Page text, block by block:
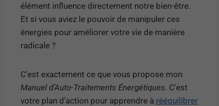
élément influence directement notre bien-être.
Et si vous aviez le pouvoir de manipuler ces
énergies pour améliorer votre vie de manière
radicale ?
C’est exactement ce que vous propose mon
Manuel d’Auto-Traitements Énergétiques. C’est
votre plan d’action pour apprendre à rééquilibrer